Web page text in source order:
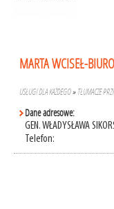
MARTA WCISEŁ-
USŁUGI DLA KAŻDEGO» TŁUMACZE
Dane adresowe:
GEN. WŁADYSŁAWA
Telefon: